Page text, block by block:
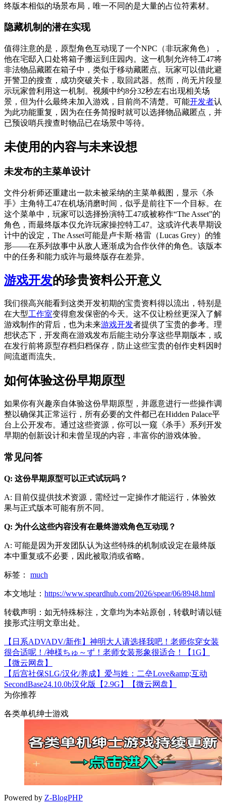
终版本相似的场景布局，唯一不同的是大量的占位符素材。
隐藏机制的潜在实现
值得注意的是，原型角色互动现了一个NPC（非玩家角色），
他在宅邸入口处将箱子搬运到庄园内。这一机制允许特工47将
非法物品藏匿在箱子中，类似于移动藏匿点。玩家可以借此避
开警卫的搜查，成功突破关卡，取回武器。然而，尚无片段显
示玩家曾利用这一机制。视频中约8分32秒左右出现相关场
景，但为什么最终未加入游戏，目前尚不清楚。可能开发者认
为此功能重复，因为在任务简报时就可以选择物品藏匿点，并
已预设哨兵搜查时物品已在场景中等待。
未使用的内容与未来设想
未发布的主菜单设计
文件分析师还重建出一款未被采纳的主菜单截图，显示《杀
手》主角特工47在机场消磨时间，似乎是前往下一个目标。在
这个菜单中，玩家可以选择扮演特工47或被称作“The Asset”的
角色，而最终版本仅允许玩家操控特工47。这或许代表早期设
计中的设定，The Asset可能是卢卡斯·格雷（Lucas Grey）的雏
形——在系列故事中从敌人逐渐成为合作伙伴的角色。该版本
中的任务和能力或许与最终版存在差异。
游戏开发的珍贵资料公开意义
我们很高兴能看到这类开发初期的宝贵资料得以流出，特别是
在大型工作室变得愈发保密的今天。这不仅让粉丝更深入了解
游戏制作的背后，也为未来游戏开发者提供了宝贵的参考。理
想状态下，开发商在游戏发布后能主动分享这些早期版本，或
在发行前将原型存档归档保存，防止这些宝贵的创作史料因时
间流逝而流失。
如何体验这份早期原型
如果你有兴趣亲自体验这份早期原型，并愿意进行一些操作调
整以确保其正常运行，所有必要的文件都已在Hidden Palace平
台上公开发布。通过这些资源，你可以一窥《杀手》系列开发
早期的创新设计和未曾呈现的内容，丰富你的游戏体验。
常见问答
Q: 这份早期原型可以正式试玩吗？
A: 目前仅提供技术资源，需经过一定操作才能运行，体验效
果与正式版本可能有所不同。
Q: 为什么这些内容没有在最终游戏角色互动现？
A: 可能是因为开发团队认为这些特殊的机制或设定在最终版
本中重复或不必要，因此被取消或省略。
标签： much
本文地址： https://www.speardhub.com/2026/spear/06/8948.html
转载声明： 如无特殊标注，文章均为本站原创，转载时请以链
接形式注明文章出处。
【日系ADVADV/新作】神明大人请选择我吧！老师你穿女装
很合适呢！/神様ちゅ～ず！老师女装形象很适合！【1G】
【微云网盘】
【后宫社保SLG/汉化/养成】爱与姓：二垒Love&amp;互动
SecondBase24.10.0b汉化版【2.9G】【微云网盘】
为你推荐
各类单机绅士游戏
Powered by Z-BlogPHP